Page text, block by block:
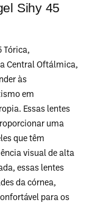
Sihy 45
Tórica,
Central Oftálmica,
às
em
Essas lentes
uma
que têm
visual de alta
essas lentes
da córnea,
para os